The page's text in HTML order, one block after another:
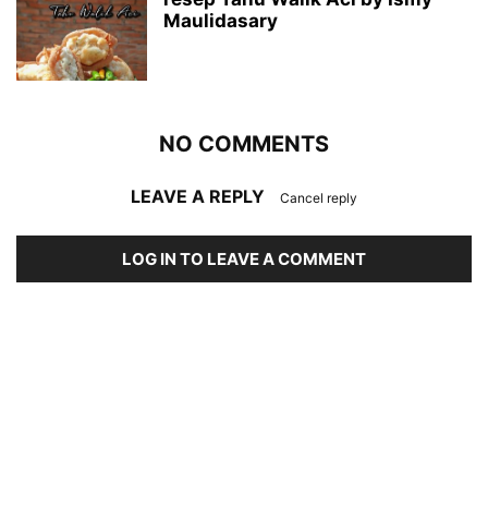
Maulidasary
NO COMMENTS
LEAVE A REPLY Cancel reply
LOG IN TO LEAVE A COMMENT